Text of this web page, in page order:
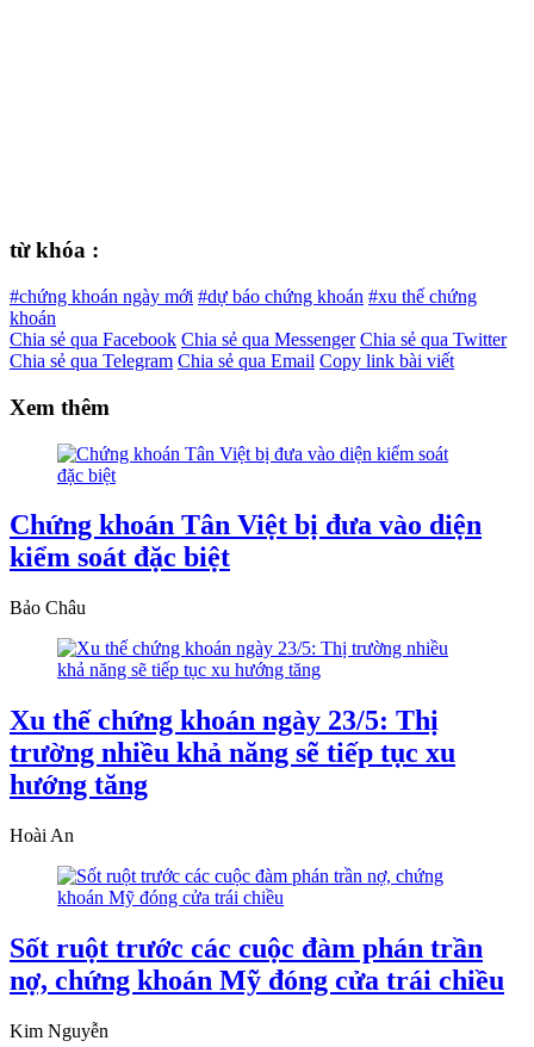
từ khóa :
#chứng khoán ngày mới #dự báo chứng khoán #xu thế chứng
khoán
Chia sẻ qua Facebook Chia sẻ qua Messenger Chia sẻ qua Twitter
Chia sẻ qua Telegram Chia sẻ qua Email Copy link bài viết
Xem thêm
Chứng khoán Tân Việt bị đưa vào diện
kiểm soát đặc biệt
Bảo Châu
Xu thế chứng khoán ngày 23/5: Thị
trường nhiều khả năng sẽ tiếp tục xu
hướng tăng
Hoài An
Sốt ruột trước các cuộc đàm phán trần
nợ, chứng khoán Mỹ đóng cửa trái chiều
Kim Nguyễn